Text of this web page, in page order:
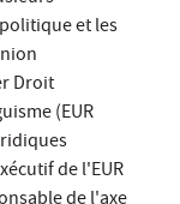
et les
Droit
(EUR
de l'EUR